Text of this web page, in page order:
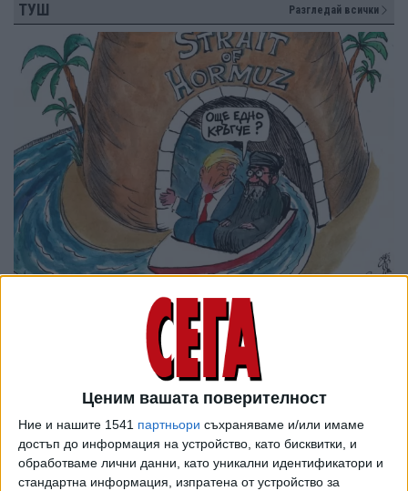
Ценим вашата поверителност
Ние и нашите 1541 партньори съхраняваме и/или имаме
достъп до информация на устройство, като бисквитки, и
обработваме лични данни, като уникални идентификатори и
стандартна информация, изпратена от устройство за
ТУШ Разгледай всички